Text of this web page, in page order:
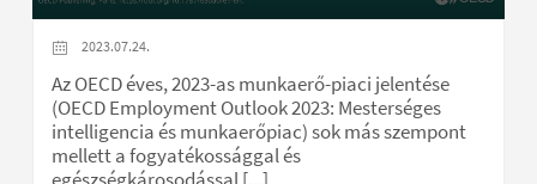
2023.07.24.
Az OECD éves, 2023-as munkaerő-piaci jelentése
(OECD Employment Outlook 2023: Mesterséges
intelligencia és munkaerőpiac) sok más szempont
mellett a fogyatékossággal és